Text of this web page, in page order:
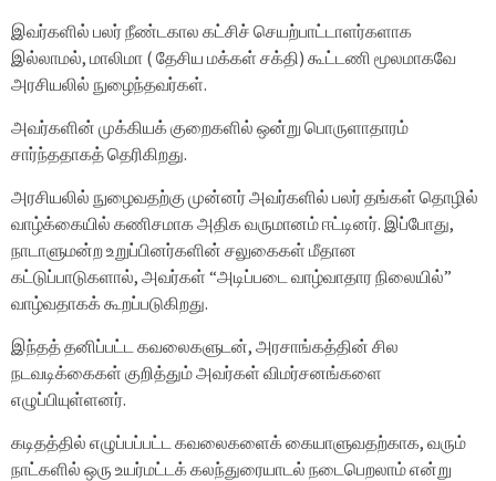
இவர்களில் பலர் நீண்டகால கட்சிச் செயற்பாட்டாளர்களாக
இல்லாமல், மாலிமா ( தேசிய மக்கள் சக்தி) கூட்டணி மூலமாகவே
அரசியலில் நுழைந்தவர்கள்.
அவர்களின் முக்கியக் குறைகளில் ஒன்று பொருளாதாரம்
சார்ந்ததாகத் தெரிகிறது.
அரசியலில் நுழைவதற்கு முன்னர் அவர்களில் பலர் தங்கள் தொழில்
வாழ்க்கையில் கணிசமாக அதிக வருமானம் ஈட்டினர். இப்போது, ​​
நாடாளுமன்ற உறுப்பினர்களின் சலுகைகள் மீதான
கட்டுப்பாடுகளால், அவர்கள் “அடிப்படை வாழ்வாதார நிலையில்”
வாழ்வதாகக் கூறப்படுகிறது.
இந்தத் தனிப்பட்ட கவலைகளுடன், அரசாங்கத்தின் சில
நடவடிக்கைகள் குறித்தும் அவர்கள் விமர்சனங்களை
எழுப்பியுள்ளனர்.
கடிதத்தில் எழுப்பப்பட்ட கவலைகளைக் கையாளுவதற்காக, வரும்
நாட்களில் ஒரு உயர்மட்டக் கலந்துரையாடல் நடைபெறலாம் என்று